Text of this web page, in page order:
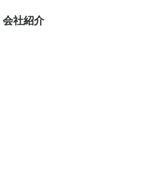
会社紹介